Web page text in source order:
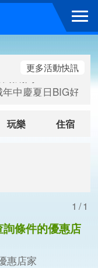
期間：115/08/07-
郵好禮(活動期間：
期間：115/08/07-
中慶夏日BIG好刷(
更多活動快訊
玩樂 住宿
1/1
條件的優惠店
惠店家